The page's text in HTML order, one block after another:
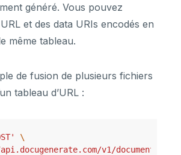
généré. Vous pouvez
et des data URIs encodés en
même tableau.
de fusion de plusieurs fichiers
tableau d’URL :
\
v1/document'